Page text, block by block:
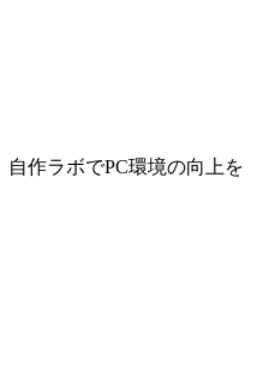
自作ラボでPC環境の向上を